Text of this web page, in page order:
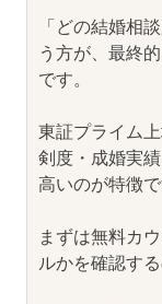
「どの結婚相
う方が、最終
です。
東証プライム
剣度・成婚実
高いのが特徴で
まずは無料カ
ルかを確認す